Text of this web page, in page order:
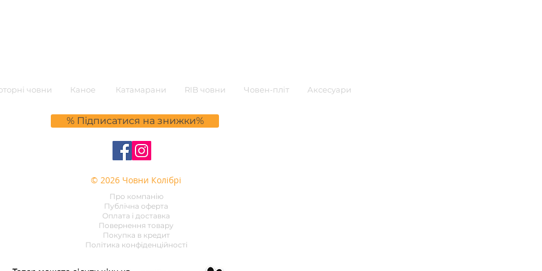
човни Каное Катамарани RIB човни Човен-пліт Аксесуари
% Підписатися на знижки%
© 2026 Човни Колібрі
Про компанію
Публічна оферта
Оплата і доставка
Повернення товару
Покупка в кредит
Політика конфіденційності